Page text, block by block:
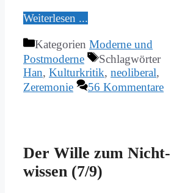
Wei­ter­le­sen ...
Kategorien Moderne und
Postmoderne
Schlagwörter
Han, Kulturkritik, neoliberal,
Zeremonie
56 Kommentare
Der Wil­le zum Nicht­
wis­sen (7/9)